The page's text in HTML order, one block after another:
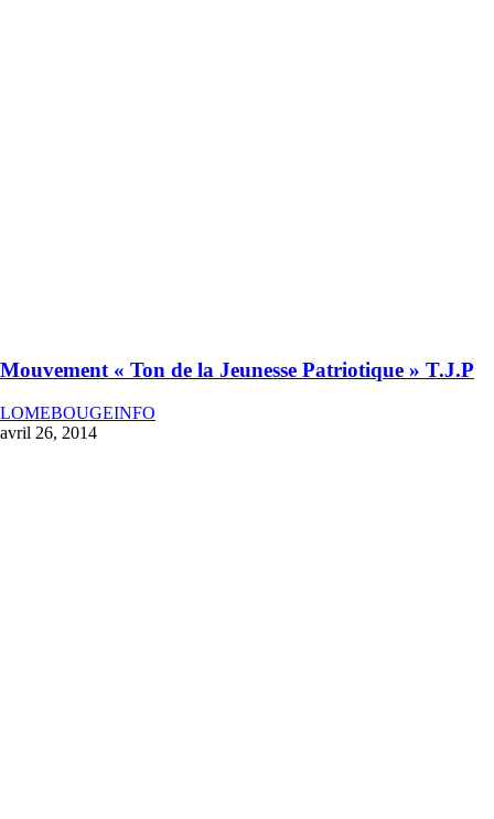
Mouvement « Ton de la Jeunesse Patriotique » T.J.P
LOMEBOUGEINFO
avril 26, 2014